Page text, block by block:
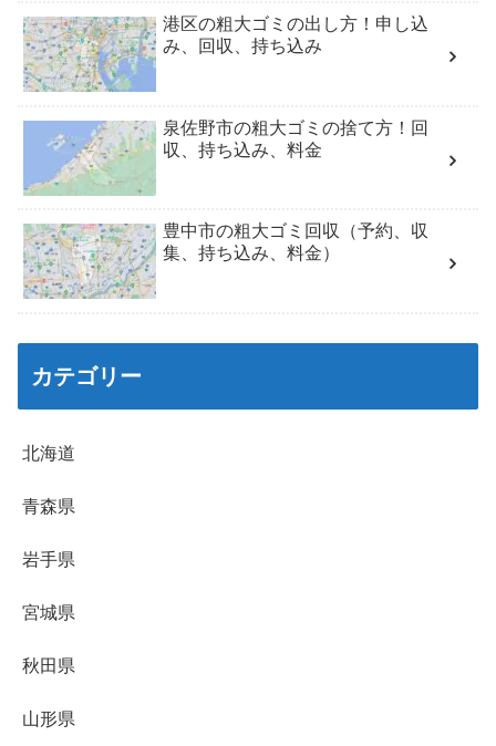
港区の粗大ゴミの出し方！申し込
み、回収、持ち込み
泉佐野市の粗大ゴミの捨て方！回
収、持ち込み、料金
豊中市の粗大ゴミ回収（予約、収
集、持ち込み、料金）
カテゴリー
北海道
青森県
岩手県
宮城県
秋田県
山形県